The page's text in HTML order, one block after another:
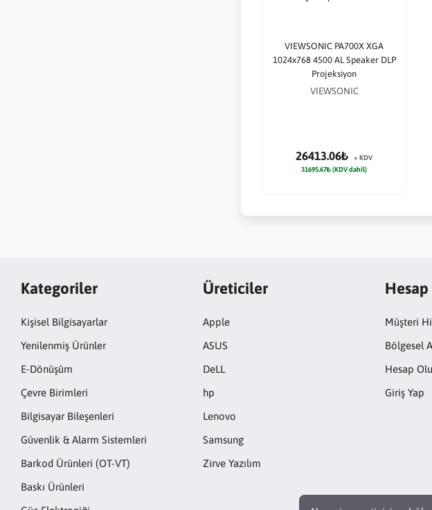
VIEWSONIC PA700X XGA
1024x768 4500 AL Speaker DLP
Projeksiyon
VIEWSONIC
26413.06₺
+ KDV
31695.67₺ (KDV dahil)
Kategoriler
Kişisel Bilgisayarlar
Yenilenmiş Ürünler
E-Dönüşüm
Çevre Birimleri
Bilgisayar Bileşenleri
Güvenlik & Alarm Sistemleri
Barkod Ürünleri (OT-VT)
Baskı Ürünleri
Üreticiler
Apple
ASUS
DeLL
hp
Lenovo
Samsung
Zirve Yazılım
Hesap
Müşteri
Bölgesel
Hesap
Giriş Yap